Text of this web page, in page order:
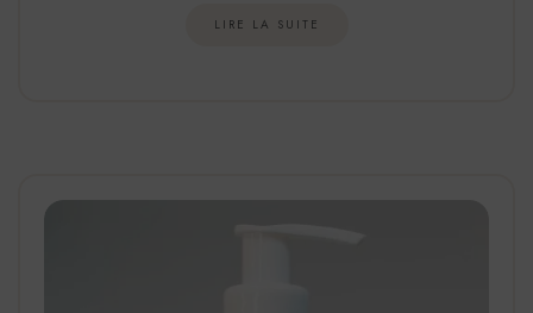
LIRE LA SUITE